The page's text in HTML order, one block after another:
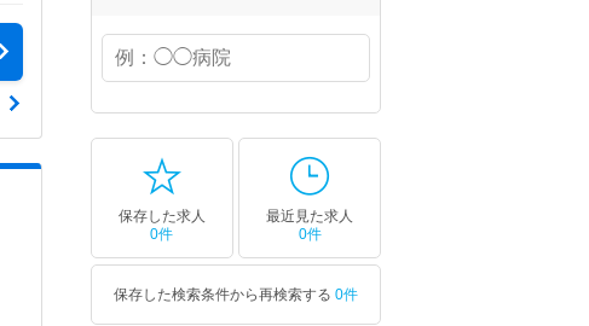
保存した求人
0件
最近見た求人
0件
保存した検索条件から再検索する 0件